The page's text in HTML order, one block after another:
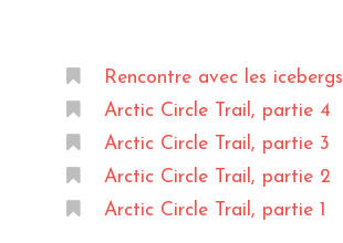
Rencontre avec les icebergs
Arctic Circle Trail, partie 4
Arctic Circle Trail, partie 3
Arctic Circle Trail, partie 2
Arctic Circle Trail, partie 1